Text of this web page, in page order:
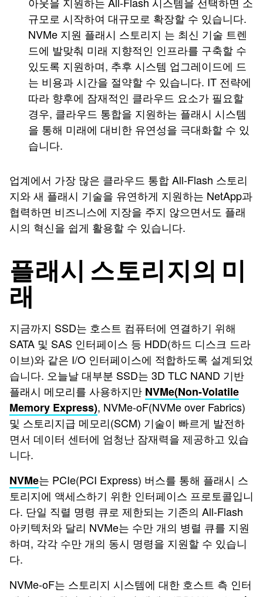
규모로 시작하여 대규모로 확장할 수 있습니다.
NVMe 지원 플래시 스토리지 는 최신 기술 트렌
드에 발맞춰 미래 지향적인 인프라를 구축할 수
있도록 지원하며, 추후 시스템 업그레이드에 드
는 비용과 시간을 절약할 수 있습니다. IT 전략에
따라 향후에 잠재적인 클라우드 요소가 필요할
경우, 클라우드 통합을 지원하는 플래시 시스템
을 통해 미래에 대비한 유연성을 극대화할 수 있
습니다.
업계에서 가장 많은 클라우드 통합 All-Flash 스토리
지와 새 플래시 기술을 유연하게 지원하는 NetApp과
협력하면 비즈니스에 지장을 주지 않으면서도 플래
시의 혁신을 쉽게 활용할 수 있습니다.
플래시 스토리지의 미
래
지금까지 SSD는 호스트 컴퓨터에 연결하기 위해
SATA 및 SAS 인터페이스 등 HDD(하드 디스크 드라
이브)와 같은 I/O 인터페이스에 적합하도록 설계되었
습니다. 오늘날 대부분 SSD는 3D TLC NAND 기반
플래시 메모리를 사용하지만 NVMe(Non-Volatile
Memory Express), NVMe-oF(NVMe over Fabrics)
및 스토리지급 메모리(SCM) 기술이 빠르게 발전하
면서 데이터 센터에 엄청난 잠재력을 제공하고 있습
니다.
NVMe는 PCIe(PCI Express) 버스를 통해 플래시 스
토리지에 액세스하기 위한 인터페이스 프로토콜입니
다. 단일 직렬 명령 큐로 제한되는 기존의 All-Flash
아키텍처와 달리 NVMe는 수만 개의 병렬 큐를 지원
하며, 각각 수만 개의 동시 명령을 지원할 수 있습니
다.
NVMe-oF는 스토리지 시스템에 대한 호스트 측 인터